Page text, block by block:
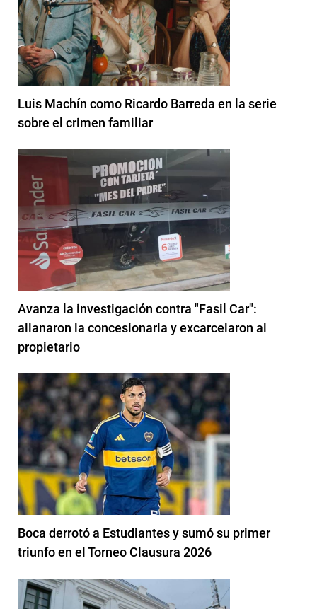
Luis Machín como Ricardo Barreda en la serie
sobre el crimen familiar
Avanza la investigación contra "Fasil Car":
allanaron la concesionaria y excarcelaron al
propietario
Boca derrotó a Estudiantes y sumó su primer
triunfo en el Torneo Clausura 2026